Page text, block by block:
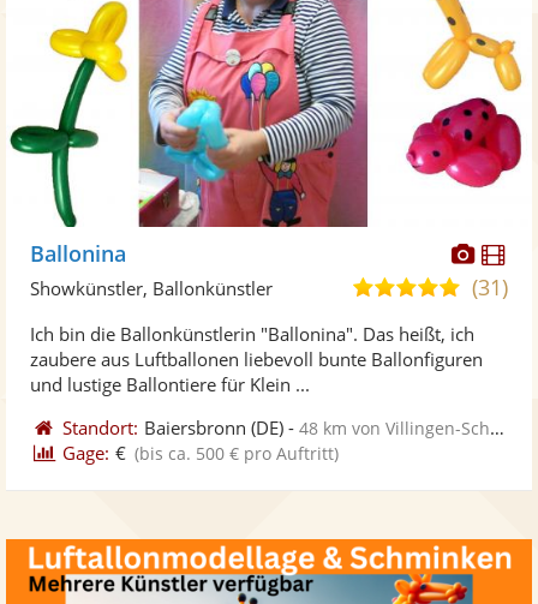
Ballonina
4,9
5
(31)
Showkünstler, Ballonkünstler
Ich bin die Ballonkünstlerin "Ballonina". Das heißt, ich
zaubere aus Luftballonen liebevoll bunte Ballonfiguren
und lustige Ballontiere für Klein ...
Standort: Baiersbronn (DE) -48 km von Villingen-Schwenningen
Gage: € (bis ca. 500 € pro Auftritt)